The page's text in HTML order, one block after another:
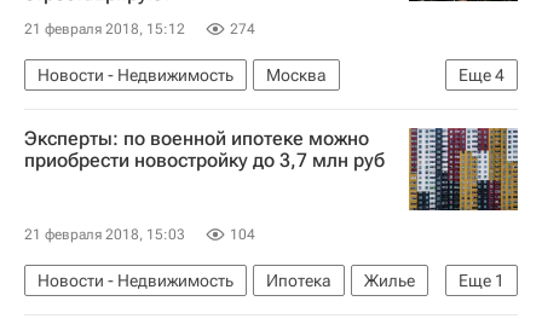
21 февраля 2018, 15:12 274
Еще4
Новости - Недвижимость
Москва
Реставрация
Усадьба
Городская среда
Россия
Эксперты: по военной ипотеке можно
приобрести новостройку до 3,7 млн руб
21 февраля 2018, 15:03 104
Еще 1
Новости - Недвижимость Ипотека
Жилье
Россия